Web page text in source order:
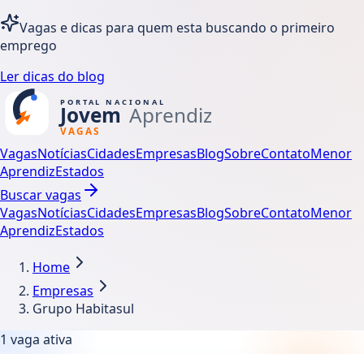
Vagas e dicas para quem esta buscando o primeiro
emprego
Ler dicas do blog
VagasNotíciasCidadesEmpresasBlogSobreContatoMenor
AprendizEstados
Buscar vagas
VagasNotíciasCidadesEmpresasBlogSobreContatoMenor
AprendizEstados
Home
Empresas
Grupo Habitasul
1 vaga ativa